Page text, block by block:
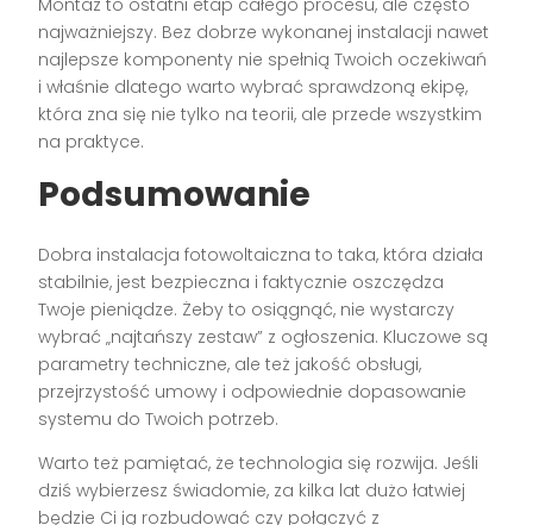
Montaż to ostatni etap całego procesu, ale często
najważniejszy. Bez dobrze wykonanej instalacji nawet
najlepsze komponenty nie spełnią Twoich oczekiwań
i właśnie dlatego warto wybrać sprawdzoną ekipę,
która zna się nie tylko na teorii, ale przede wszystkim
na praktyce.
Podsumowanie
Dobra instalacja fotowoltaiczna to taka, która działa
stabilnie, jest bezpieczna i faktycznie oszczędza
Twoje pieniądze. Żeby to osiągnąć, nie wystarczy
wybrać „najtańszy zestaw” z ogłoszenia. Kluczowe są
parametry techniczne, ale też jakość obsługi,
przejrzystość umowy i odpowiednie dopasowanie
systemu do Twoich potrzeb.
Warto też pamiętać, że technologia się rozwija. Jeśli
dziś wybierzesz świadomie, za kilka lat dużo łatwiej
będzie Ci ją rozbudować czy połączyć z